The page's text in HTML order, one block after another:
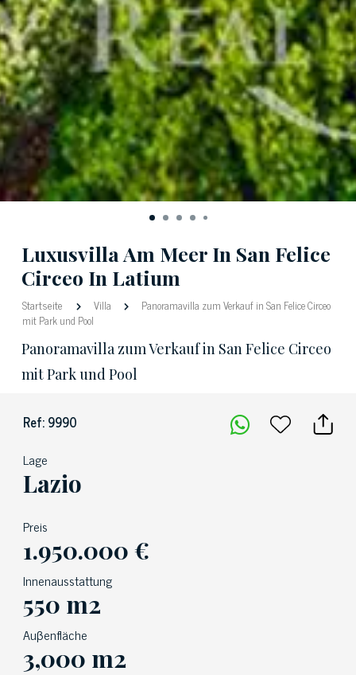
Luxusvilla Am Meer In San Felice
Circeo In Latium
Startseite Villa
Panoramavilla zum Verkauf in San Felice Circeo
mit Park und Pool
Panoramavilla zum Verkauf in San Felice Circeo
mit Park und Pool
Ref: 9990
Lage
Lazio
Preis
1.950.000 €
Innenausstattung
550 m2
Auβenfläche
3,000 m2